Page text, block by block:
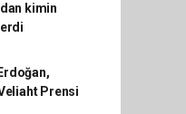
kimin
Prensi